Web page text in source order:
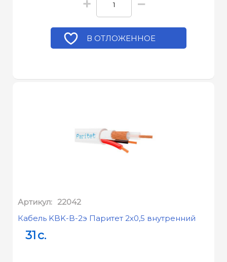
+ −
В ОТЛОЖЕННОЕ
Артикул: 22042
Кабель KBK-B-2э Паритет 2х0,5 внутренний
31c.